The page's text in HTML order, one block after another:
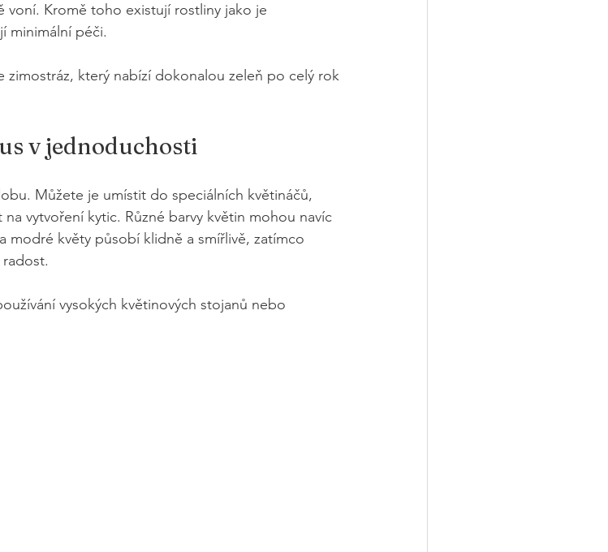
voní. Kromě toho existují rostliny jako je
minimální péči.
zimostráz, který nabízí dokonalou zeleň po celý rok
v jednoduchosti
Můžete je umístit do speciálních květináčů,
vytvoření kytic. Různé barvy květin mohou navíc
květy působí klidně a smířlivě, zatímco
vysokých květinových stojanů nebo